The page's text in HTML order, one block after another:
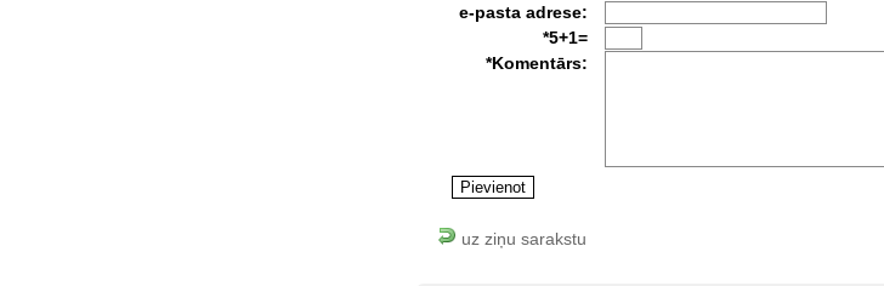
e-pasta adrese:
*5+1=
*Komentārs:
uz ziņu sarakstu